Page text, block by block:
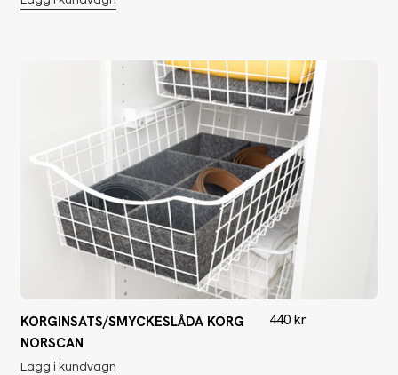
KORGINSATS/SMYCKESLÅDA KORG
NORSCAN
Lägg i kundvagn
440 kr